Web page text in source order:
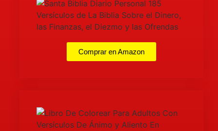
Comprar en Amazon